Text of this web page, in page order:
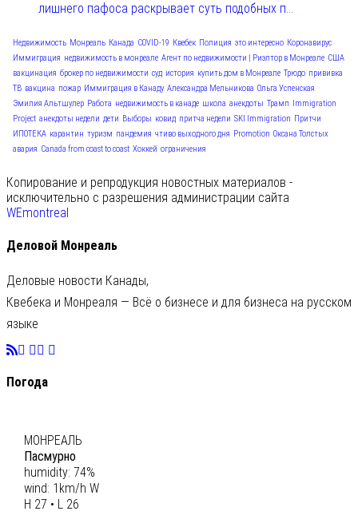
лишнего пафоса раскрывает суть подобных п...
Недвижимость Монреаль Канада COVID-19 Квебек Полиция это интересно Коронавирус
Иммиграция недвижимость в монреале Агент по недвижимости | Риэлтор в Монреале США
вакцинация брокер по недвижимости суд история купить дом в Монреале Трюдо прививка
ТВ вакцина пожар Иммиграция в Канаду Александра Мельникова Ольга Успенская
Эмилия Альтшулер Работа недвижимость в канаде школа анекдоты Трамп
Immigration
Project анекдоты недели дети Выборы ковид притча недели SKI Immigration Притчи
ИПОТЕКА карантин туризм пандемия чтиво выходного дня Promotion Оксана Толстых
авария Canada from coast to coast Хоккей ограничения
Копирование и репродукция новостных материалов -
исключительно с разрешения администрации сайта
WEmontreal
Деловой Монреаль
Деловые новости Канады,
Квебека и Монреаля — Всё о бизнесе и для бизнеса на русском
языке
Погода
МОНРЕАЛЬ
Пасмурно
humidity: 74%
wind: 1km/h W
H 27 • L 26